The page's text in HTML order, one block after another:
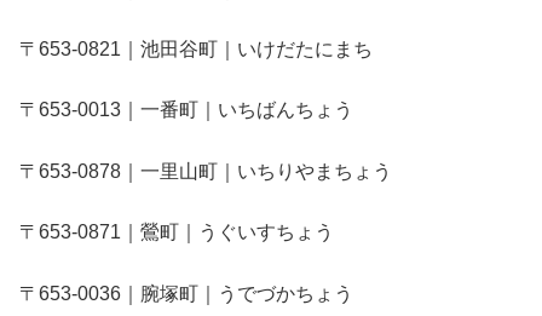
〒653-0821｜池田谷町｜いけだたにまち
〒653-0013｜一番町｜いちばんちょう
〒653-0878｜一里山町｜いちりやまちょう
〒653-0871｜鶯町｜うぐいすちょう
〒653-0036｜腕塚町｜うでづかちょう